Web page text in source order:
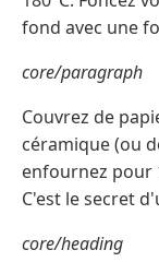
fond avec une
core/paragraph
Couvrez de
céramique (ou
enfournez pour
C'est le secret
core/heading